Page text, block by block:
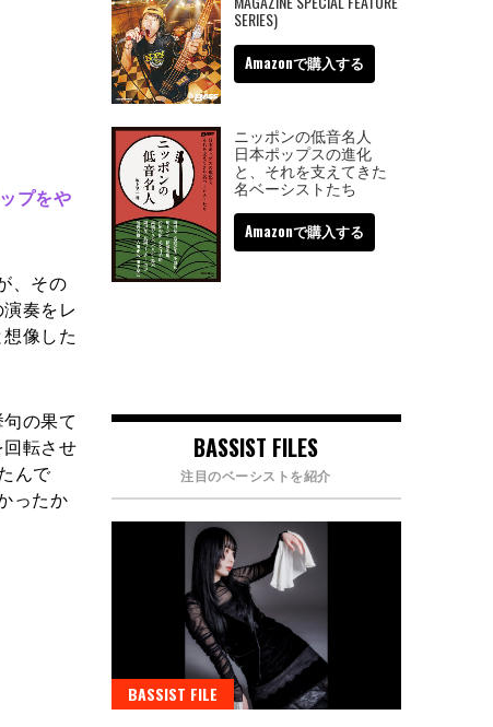
プをや
、その
奏をレ
像した
の果て
転させ
んで
ったか
SERIES)
Amazonで購入する
ニッポンの低音名人
日本ポップスの進化
と、それを支えてきた
名ベーシストたち
Amazonで購入する
BASSIST FILES
注目のベーシストを紹介
BASSIST FILE